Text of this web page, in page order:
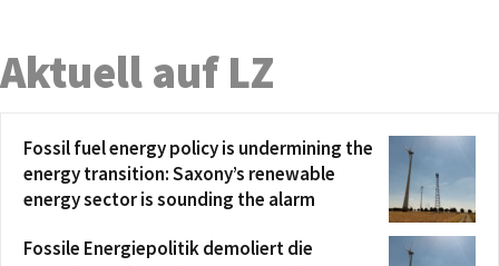
Aktuell auf LZ
Fossil fuel energy policy is undermining the
energy transition: Saxony’s renewable
energy sector is sounding the alarm
Fossile Energiepolitik demoliert die